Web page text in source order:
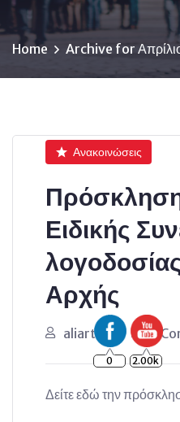
Home Archive for
Ανακοινώσεις
Ειδικής
Αρχής
aliartos 0
Δείτε εδώ την
0 2.00k